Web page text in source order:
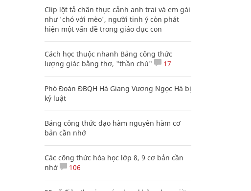
Clip lột tả chân thực cảnh anh trai và em gái
như 'chó với mèo', người tinh ý còn phát
hiện một vấn đề trong giáo dục con
Cách học thuộc nhanh Bảng công thức
lượng giác bằng thơ, "thần chú"
17
Phó Đoàn ĐBQH Hà Giang Vương Ngọc Hà bị
kỷ luật
Bảng công thức đạo hàm nguyên hàm cơ
bản cần nhớ
Các công thức hóa học lớp 8, 9 cơ bản cần
nhớ
106